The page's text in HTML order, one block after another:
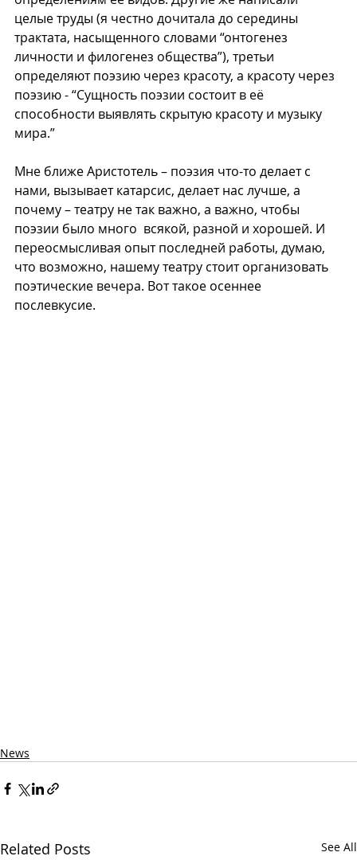
целые труды (я честно дочитала до середины
трактата, насыщенного словами “онтогенез
личности и филогенез общества”), третьи
определяют поэзию через красоту, а красоту через
поэзию - “Сущность поэзии состоит в её
способности выявлять скрытую красоту и музыку
мира.”
Мне ближе Аристотель – поэзия что-то делает с
нами, вызывает катарсис, делает нас лучше, а
почему – театру не так важно, а важно, чтобы
поэзии было много  всякой, разной и хорошей. И
переосмысливая опыт последней работы, думаю,
что возможно, нашему театру стоит организовать
поэтические вечера. Вот такое осеннее
послевкусие.
News
Related Posts See All